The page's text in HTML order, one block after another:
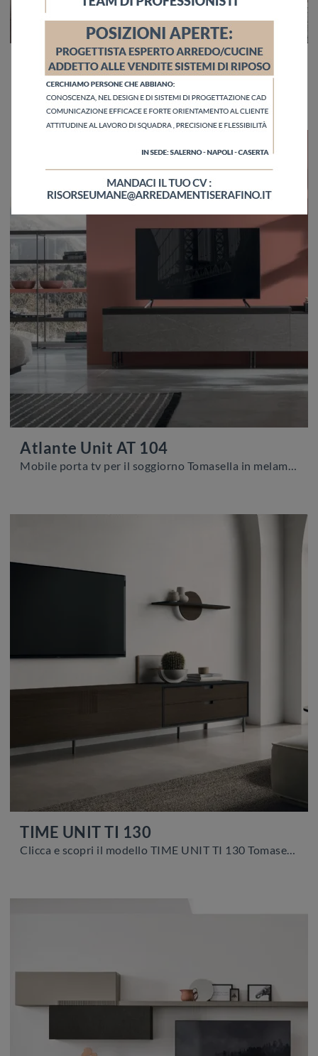
Atlante Unit AT 140
Atlante Unit AT 104
Mobile porta tv per il soggiorno Tomasella in melaminico: clicca e ottieni informazioni sul modello Atlante Unit AT 104, pensato per spazi moderni.
TIME UNIT TI 130
Clicca e scopri il modello TIME UNIT TI 130 Tomasella: questo mobile per la televisione in melaminico è tra le più originali soluzioni per il living.